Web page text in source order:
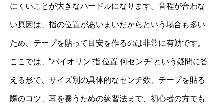
にくいことが大きなハードルになります。音程が合わな
い原因は、指の位置があいまいだからという場合も多い
ため、テープを貼って目安を作るのは非常に有効です。
ここでは、“バイオリン 指 位置 何センチ”という疑問に答
える形で、サイズ別の具体的なセンチ数、テープを貼る
際のコツ、耳を養うための練習法まで、初心者の方でも